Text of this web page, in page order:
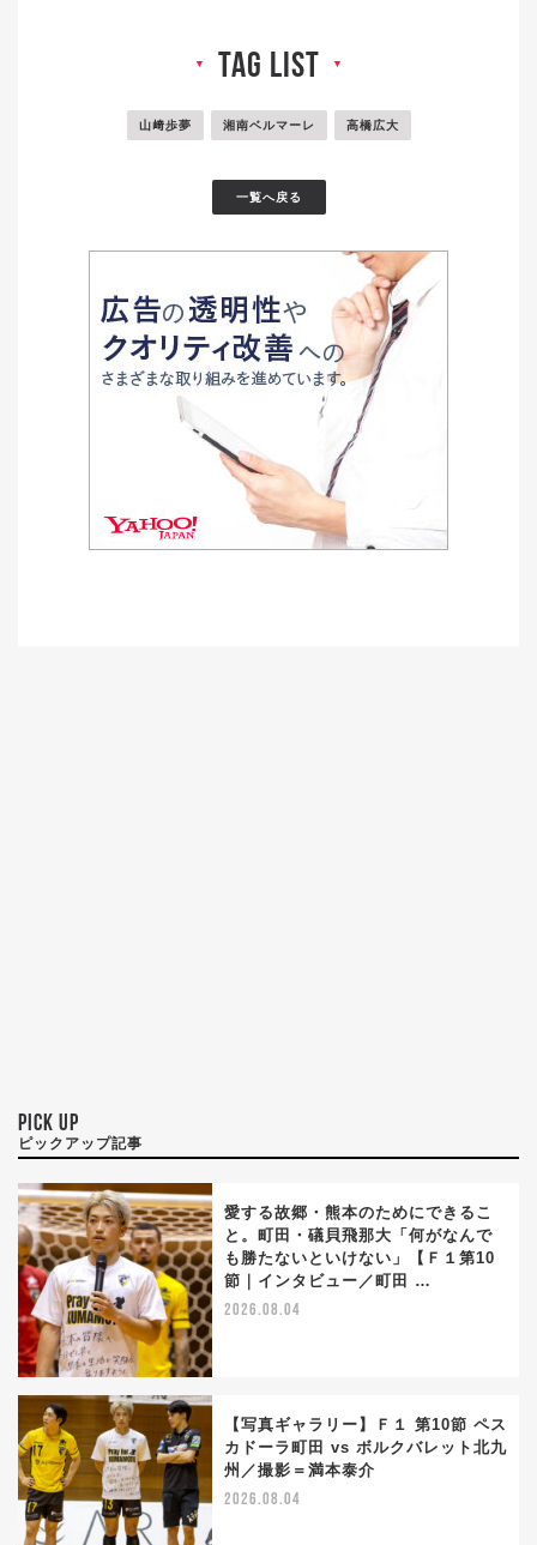
▼ tag list ▼
山﨑歩夢 湘南ベルマーレ 高橋広大
一覧へ戻る
PICK UP
ピックアップ記事
愛する故郷・熊本のためにできるこ
と。町田・礒貝飛那大「何がなんで
も勝たないといけない」【Ｆ１第10
節｜インタビュー／町田 …
2026.08.04
【写真ギャラリー】Ｆ１ 第10節 ペス
カドーラ町田 vs ボルクバレット北九
州／撮影＝満本泰介
2026.08.04